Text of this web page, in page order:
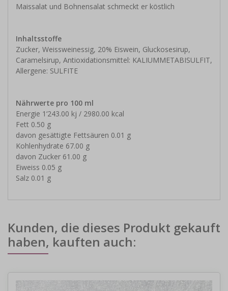
Maissalat und Bohnensalat schmeckt er köstlich
Inhaltsstoffe
Zucker, Weissweinessig, 20% Eiswein, Gluckosesirup,
Caramelsirup, Antioxidationsmittel: KALIUMMETABISULFIT,
Allergene: SULFITE
Nährwerte pro 100 ml
Energie 1‘243.00 kj / 2980.00 kcal
Fett 0.50 g
davon gesättigte Fettsäuren 0.01 g
Kohlenhydrate 67.00 g
davon Zucker 61.00 g
Eiweiss 0.05 g
Salz 0.01 g
Kunden, die dieses Produkt gekauft
haben, kauften auch: